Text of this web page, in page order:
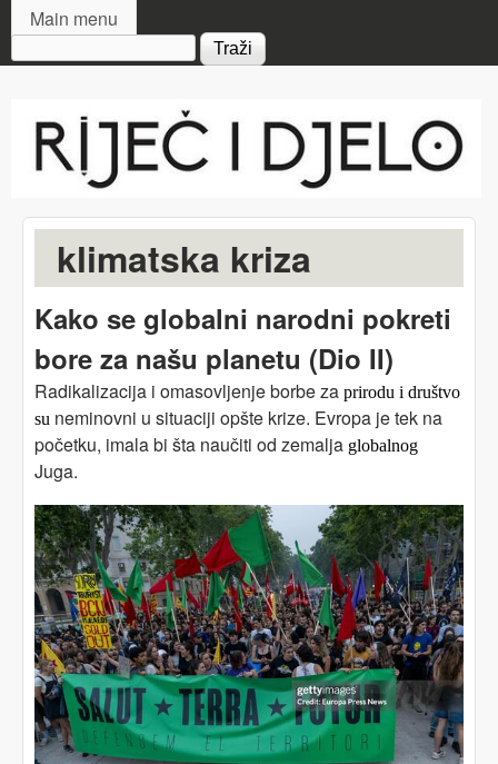
MAIN MENU
Main menu
Search form
i djelo
klimatska kriza
Kako se globalni narodni pokreti
bore za našu planetu (Dio II)
Radikalizacija i omasovljenje borbe za prirodu i društvo
su neminovni u situaciji opšte krize. Evropa je tek na
početku, imala bi šta naučiti od zemalja globalnog
Juga.